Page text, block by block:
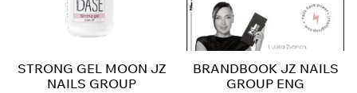
STRONG GEL MOON JZ
NAILS GROUP
BRANDBOOK JZ NAILS
GROUP ENG